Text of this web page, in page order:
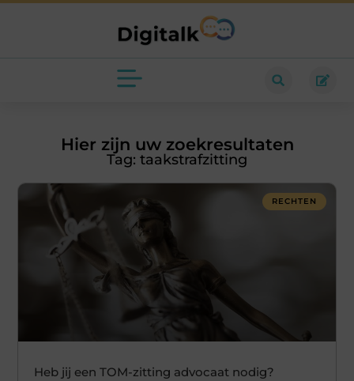
Hier zijn uw zoekresultaten
Tag: taakstrafzitting
RECHTEN
Heb jij een TOM-zitting advocaat nodig?